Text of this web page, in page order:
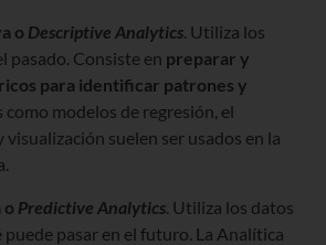
o Descriptive Analytics. Utiliza los
pasado. Consiste en preparar y
para identificar patrones y
como modelos de regresión, el
suelen ser usados en la
o Predictive Analytics. Utiliza los datos
pasar en el futuro. La Analítica